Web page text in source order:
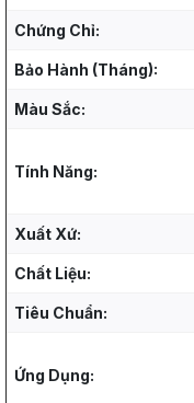
Chứng Chỉ:
Bảo Hành (Tháng):
Màu Sắc:
Tính Năng:
Xuất Xứ:
Chất Liệu:
Tiêu Chuẩn:
Ứng Dụng: